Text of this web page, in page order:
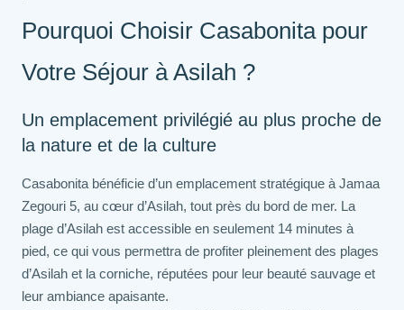
Pourquoi Choisir Casabonita pour
Votre Séjour à Asilah ?
Un emplacement privilégié au plus proche de
la nature et de la culture
Casabonita bénéficie d’un emplacement stratégique à Jamaa
Zegouri 5, au cœur d’Asilah, tout près du bord de mer. La
plage d’Asilah est accessible en seulement 14 minutes à
pied, ce qui vous permettra de profiter pleinement des plages
d’Asilah et la corniche, réputées pour leur beauté sauvage et
leur ambiance apaisante.